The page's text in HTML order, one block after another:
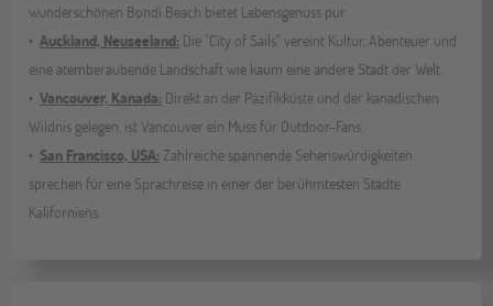
wunderschönen Bondi Beach bietet Lebensgenuss pur.
Auckland, Neuseeland: Die "City of Sails" vereint Kultur, Abenteuer und
eine atemberaubende Landschaft wie kaum eine andere Stadt der Welt.
Vancouver, Kanada: Direkt an der Pazifikküste und der kanadischen
Wildnis gelegen, ist Vancouver ein Muss für Outdoor-Fans.
San Francisco, USA: Zahlreiche spannende Sehenswürdigkeiten
sprechen für eine Sprachreise in einer der berühmtesten Städte
Kaliforniens.